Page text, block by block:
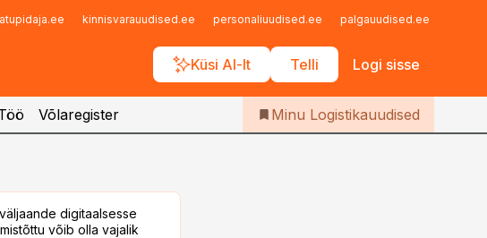
kinnisvarauudised.ee personaliuudised.ee palgauudised.ee
Küsi AI-lt Telli Logi sisse
Iseteenindus
Telli Logistikauudised
Võlaregister Minu Logistikauudised
digitaalsesse
võib olla vajalik